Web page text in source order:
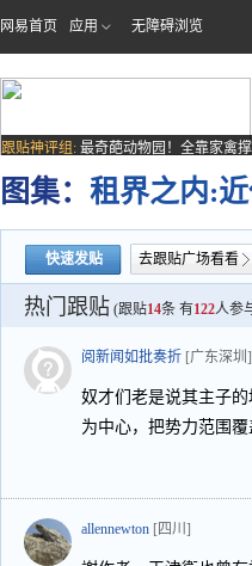
网易首页 应用 无障碍浏览
跟贴神评组: 最奇葩动物园！全靠家禽撑
场子
图集： 租界之内:
快速发贴 去跟贴广场看看
热门跟贴 (跟贴14条 有122人参
阅新闻如批奏折 [广东深圳]
奴才们老是说其主子
为中心，把势力范围覆
allennewton [四川]